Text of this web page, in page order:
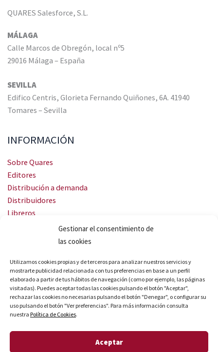
Gestionar el consentimiento de
las cookies
Utilizamos cookies propias y de terceros para analizar nuestros servicios y
mostrarte publicidad relacionada con tus preferencias en base a un perfil
elaborado a partir de tus hábitos de navegación (como por ejemplo, las páginas
visitadas). Puedes aceptar todas las cookies pulsando el botón "Aceptar",
rechazar las cookies no necesarias pulsando el botón "Denegar", o configurar su
uso pulsando el botón "Ver preferencias". Para más información consulta
nuestra Política de Cookies.
Aceptar
QUARES Salesforce, S.L.
MÁLAGA
Calle Marcos de Obregón, local nº5
29016 Málaga – España
SEVILLA
Edifico Centris, Glorieta Fernando Quiñones, 6A. 41940
Tomares – Sevilla
INFORMACIÓN
Sobre Quares
Editores
Distribución a demanda
Distribuidores
Libreros
Servicio Landingweb
Crea tu audiobook
Aviso legal